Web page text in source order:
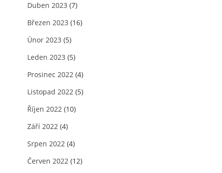
Duben 2023 (7)
Březen 2023 (16)
Únor 2023 (5)
Leden 2023 (5)
Prosinec 2022 (4)
Listopad 2022 (5)
Říjen 2022 (10)
Září 2022 (4)
Srpen 2022 (4)
Červen 2022 (12)